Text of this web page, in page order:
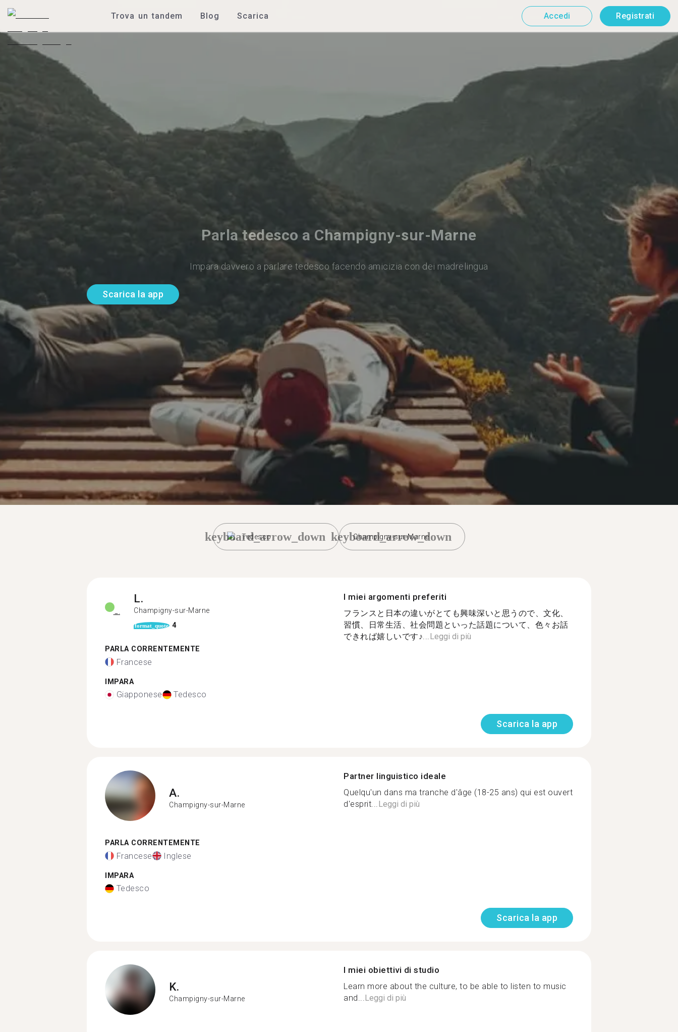
Trova un tandem Blog Scarica Accedi Registrati
Parla tedesco a Champigny-sur-Marne
Impara davvero a parlare tedesco facendo amicizia con dei madrelingua
Scarica la app
Tedesco
keyboard_arrow_down Champigny-sur-Marne
keyboard_arrow_down
L.
Champigny-sur-Marne
format_quote 4
PARLA CORRENTEMENTE
Francese
IMPARA
Giapponese Tedesco
I miei argomenti preferiti
フランスと日本の違いがとても興味深いと思うので、文化、
習慣、日常生活、社会問題といった話題について、色々お話
できれば嬉しいです♪...Leggi di più
Scarica la app
A.
Champigny-sur-Marne
PARLA CORRENTEMENTE
Francese Inglese
IMPARA
Tedesco
Partner linguistico ideale
Quelqu'un dans ma tranche d'âge (18-25 ans) qui est ouvert
d'esprit...Leggi di più
Scarica la app
K.
Champigny-sur-Marne
I miei obiettivi di studio
Learn more about the culture, to be able to listen to music
and...Leggi di più